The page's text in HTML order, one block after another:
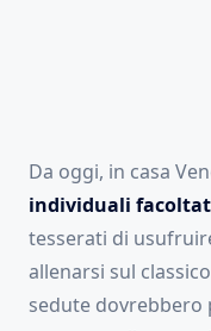
Da oggi, in casa
individuali
tesserati di
allenarsi sul
sedute dovrebbero